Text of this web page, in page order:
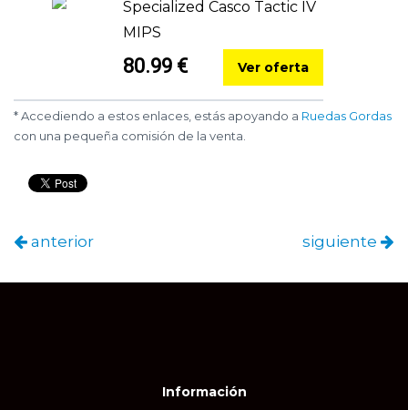
Specialized Casco Tactic IV
MIPS
80.99 € Ver oferta
* Accediendo a estos enlaces, estás apoyando a Ruedas Gordas
con una pequeña comisión de la venta.
anterior siguiente
Información